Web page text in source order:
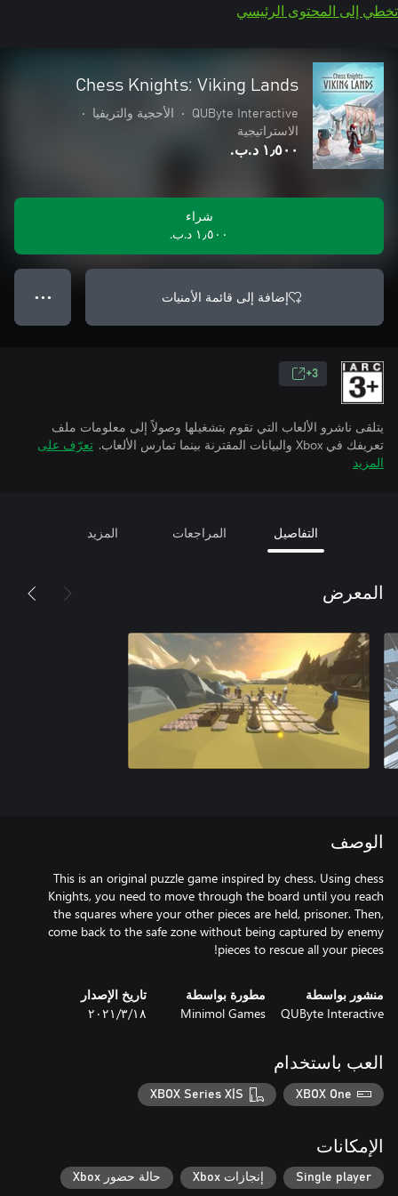
تخطي إلى المحتوى الرئيسي
Chess Knights: Viking Lands
QUByte Interactive
• الأحجية والتريفيا
•
الاستراتيجية
١٫٥٠٠ د.ب.‏
شراء
١٫٥٠٠ د.ب.‏
إضافة إلى قائمة الأمنيات ● ● ●
3+
يتلقى ناشرو الألعاب التي تقوم بتشغيلها وصولاً إلى معلومات ملف
تعريفك في Xbox والبيانات المقترنة بينما تمارس الألعاب.
تعرّف على
المزيد
التفاصيل المراجعات المزيد
المعرض
الوصف
This is an original puzzle game inspired by chess. Using chess
Knights, you need to move through the board until you reach
the squares where your other pieces are held, prisoner. Then,
come back to the safe zone without being captured by enemy
pieces to rescue all your pieces!
منشور بواسطة
QUByte Interactive
مطورة بواسطة
Minimol Games
تاريخ الإصدار
١٨‏/٣‏/٢٠٢١
العب باستخدام
XBOX One
XBOX Series X|S
الإمكانات
Single player إنجازات Xbox حالة حضور Xbox